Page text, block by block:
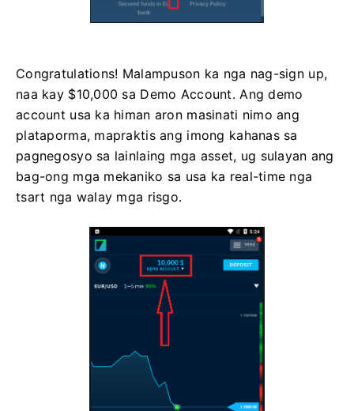
Congratulations! Malampuson ka nga nag-sign up,
naa kay $10,000 sa Demo Account. Ang demo
account usa ka himan aron masinati nimo ang
plataporma, mapraktis ang imong kahanas sa
pagnegosyo sa lainlaing mga asset, ug sulayan ang
bag-ong mga mekaniko sa usa ka real-time nga
tsart nga walay mga risgo.